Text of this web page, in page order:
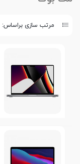
مرتب سازی براساس: